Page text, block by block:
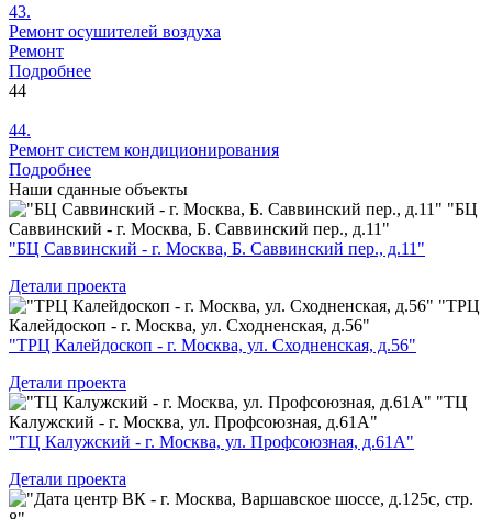
43.
Ремонт осушителей воздуха
Ремонт
Подробнее
44
44.
Ремонт систем кондиционирования
Подробнее
Наши сданные объекты
"БЦ
Саввинский - г. Москва, Б. Саввинский пер., д.11"
"БЦ Саввинский - г. Москва, Б. Саввинский пер., д.11"
Детали проекта
"ТРЦ
Калейдоскоп - г. Москва, ул. Сходненская, д.56"
"ТРЦ Калейдоскоп - г. Москва, ул. Сходненская, д.56"
Детали проекта
"ТЦ
Калужский - г. Москва, ул. Профсоюзная, д.61А"
"ТЦ Калужский - г. Москва, ул. Профсоюзная, д.61А"
Детали проекта